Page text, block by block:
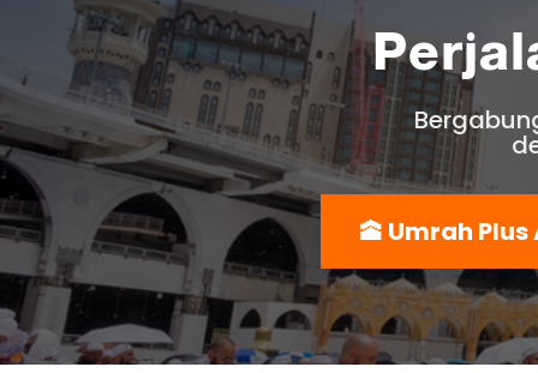
🕋 Umrah